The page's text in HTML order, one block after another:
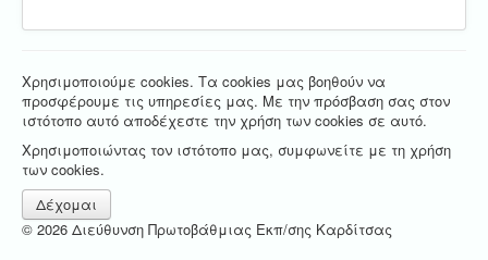
Χρησιμοποιούμε cookies. Τα cookies μας βοηθούν να
προσφέρουμε τις υπηρεσίες μας. Με την πρόσβαση σας στον
ιστότοπο αυτό αποδέχεστε την χρήση των cookies σε αυτό.
Χρησιμοποιώντας τον ιστότοπο μας, συμφωνείτε με τη χρήση
των cookies.
Δέχομαι
© 2026 Διεύθυνση Πρωτοβάθμιας Εκπ/σης Καρδίτσας